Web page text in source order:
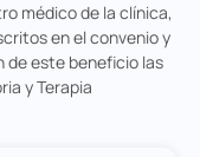
médico de la clínica,
en el convenio y
de este beneficio las
y Terapia